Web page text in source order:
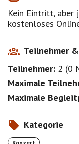
clair de lune -
https://
Jeder nimmt auf
Kein Eintritt, aber
kostenloses
Teilnehmer
Teilnehmer: 2 (0
Maximale
Maximale
Kategorie
Konzert